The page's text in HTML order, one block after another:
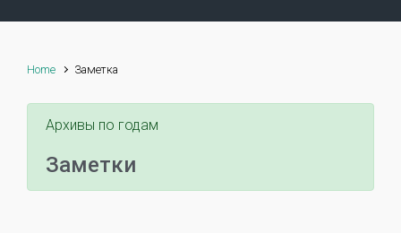
Home Заметка
Архивы по годам
Заметки